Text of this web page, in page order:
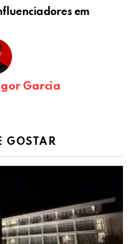
em
Garcia
GOSTAR